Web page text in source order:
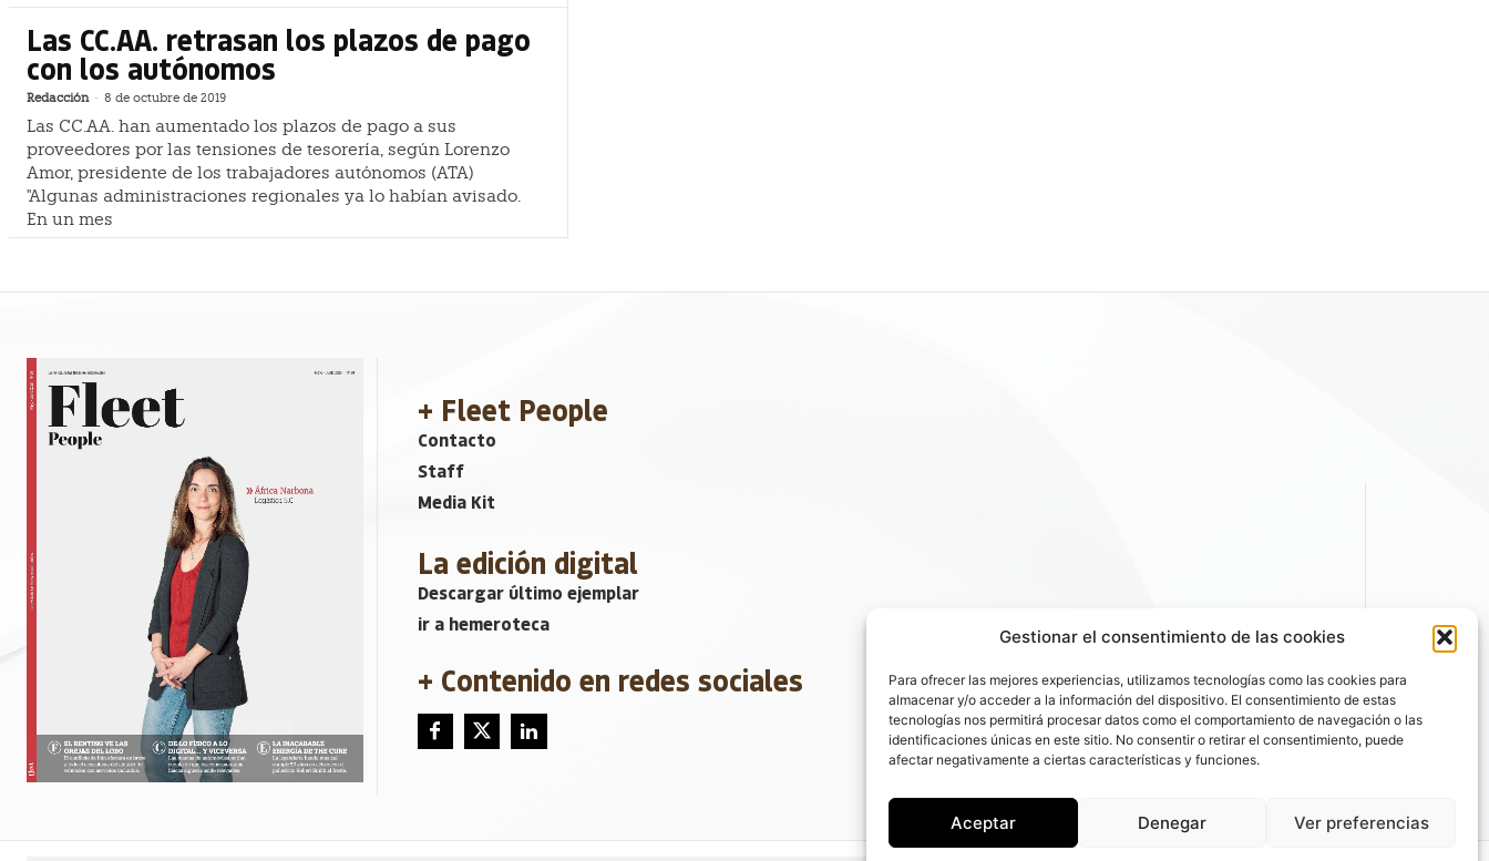
Gestionar el consentimiento de las cookies
Para ofrecer las mejores experiencias, utilizamos tecnologías como las cookies para
almacenar y/o acceder a la información del dispositivo. El consentimiento de estas
tecnologías nos permitirá procesar datos como el comportamiento de navegación o las
identificaciones únicas en este sitio. No consentir o retirar el consentimiento, puede
afectar negativamente a ciertas características y funciones.
Aceptar Denegar Ver preferencias
Las CC.AA. retrasan los plazos de pago
con los autónomos
Redacción - 8 de octubre de 2019
Las CC.AA. han aumentado los plazos de pago a sus
proveedores por las tensiones de tesorería, según Lorenzo
Amor, presidente de los trabajadores autónomos (ATA)
"Algunas administraciones regionales ya lo habían avisado.
En un mes
+ Fleet People
Contacto
Staff
Media Kit
La edición digital
Descargar último ejemplar
ir a hemeroteca
+ Contenido en redes sociales